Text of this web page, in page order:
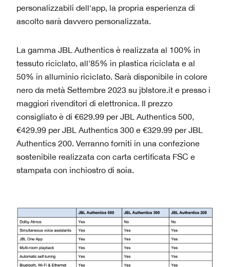
personalizzabili dell'app, la propria esperienza di
ascolto sarà davvero personalizzata.
La gamma JBL Authentics è realizzata al 100% in
tessuto riciclato, all'85% in plastica riciclata e al
50% in alluminio riciclato. Sarà disponibile in colore
nero da metà Settembre 2023 su jblstore.it e presso i
maggiori rivenditori di elettronica. Il prezzo
consigliato è di €629.99 per JBL Authentics 500,
€429.99 per JBL Authentics 300 e €329.99 per JBL
Authentics 200. Verranno forniti in una confezione
sostenibile realizzata con carta certificata FSC e
stampata con inchiostro di soia.